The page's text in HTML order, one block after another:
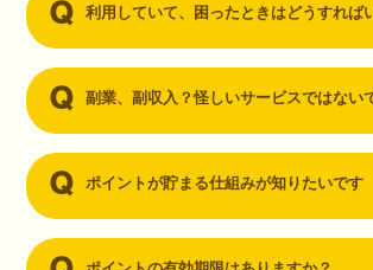
利用していて、困ったときはどうすれば
副業、副収入？怪しいサービスではない
ポイントが貯まる仕組みが知りたいです